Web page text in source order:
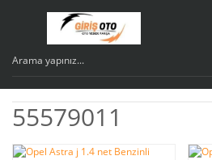
55579011